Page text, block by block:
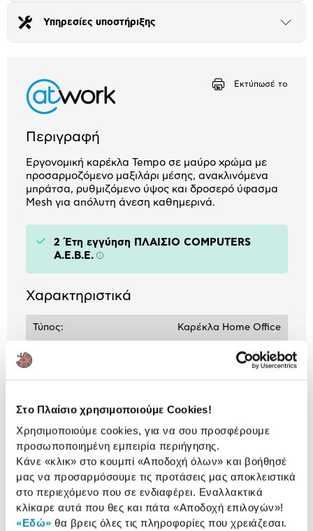
Στο Πλαίσιο χρησιμοποιούμε Cookies!
Χρησιμοποιούμε cookies, για να σου προσφέρουμε
προσωποποιημένη εμπειρία περιήγησης.
Κάνε «κλικ» στο κουμπί «Αποδοχή όλων» και βοήθησέ
μας να προσαρμόσουμε τις προτάσεις μας αποκλειστικά
στο περιεχόμενο που σε ενδιαφέρει. Εναλλακτικά
κλίκαρε αυτά που θες και πάτα «Αποδοχή επιλογών»!
«Εδώ» θα βρεις όλες τις πληροφορίες που χρειάζεσαι.
Υπηρεσίες υποστήριξης
Άνοιξε
Εκτύπωσέ το
Περιγραφή
Εργονομική καρέκλα Tempo σε μαύρο χρώμα με
προσαρμοζόμενο μαξιλάρι μέσης, ανακλινόμενα
μπράτσα, ρυθμιζόμενο ύψος και δροσερό ύφασμα
Mesh για απόλυτη άνεση καθημερινά.
2 Έτη εγγύηση ΠΛΑΙΣΙΟ COMPUTERS
A.E.B.E. Πληροφορίες
Χαρακτηριστικά
Τύπος: Καρέκλα Home Office
Μεταλ.Επιχρωμιωμένη
Μπράτσα: Ανακλινόμενα
ΒΛΕΠΕΙΣ:
@Work Καρέκλα Γραφείου Tempo
Μαύρη
109,00 €